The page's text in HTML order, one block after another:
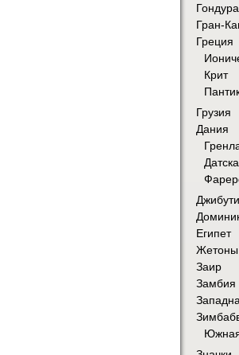
Гран-
Греция
Крит
Грузия
Дания
Джибути
Египет
Жетоны
Заир
Замбия